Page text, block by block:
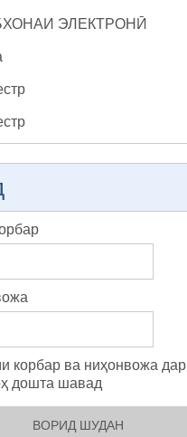
ЭЛЕКТРОНӢ
корбар ва ниҳонвожа дар
дошта шавад